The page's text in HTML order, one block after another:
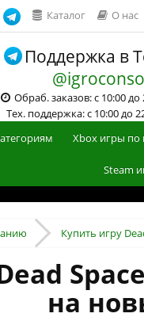
Каталог О нас
Поддержка в
Обраб. заказов: с 10:00 до
Тех. поддержка: с 10:00 до
Xbox игры по
Steam
Купить игру
на